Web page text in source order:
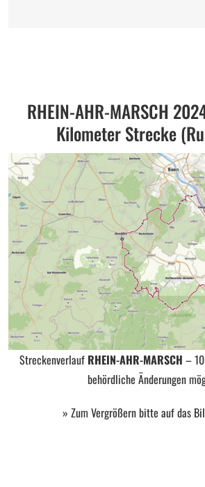
RHEIN-AHR-MARSCH
Kilometer Strecke
Streckenverlauf RHEIN-AHR-MARSCH –
behördliche Änderungen
» Zum Vergrößern bitte auf das